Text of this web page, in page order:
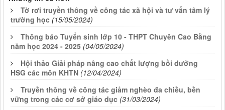
Tờ rơi truyền thông về công tác xã hội và tư vấn tâm lý
trường học (15/05/2024)
Thông báo Tuyển sinh lớp 10 - THPT Chuyên Cao Bằng
năm học 2024 - 2025 (04/05/2024)
Hội thảo Giải pháp nâng cao chất lượng bồi dưỡng
HSG các môn KHTN (12/04/2024)
Truyền thông về công tác giảm nghèo đa chiều, bền
vững trong các cơ sở giáo dục (31/03/2024)